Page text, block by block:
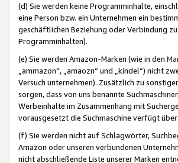
(d) Sie werden keine Programminhalte,
eine Person bzw. ein Unternehmen ein
geschäftlichen Beziehung oder Verbindung
Programminhalten).
(e) Sie werden Amazon-Marken (wie in den
„ammazon“, „amaozn“ und „kindel“) nicht
Versuch unternehmen). Zusätzlich zu
sorgen, dass von uns benannte
Werbeinhalte im Zusammenhang mit
vorausgesetzt die Suchmaschine verfügt
(f) Sie werden nicht auf Schlagwörter,
Amazon oder unseren verbundenen
nicht abschließende Liste unserer Marken